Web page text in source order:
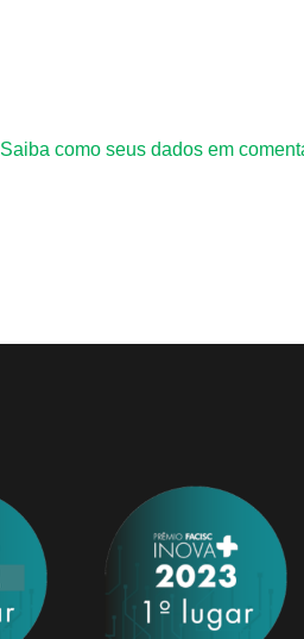
Saiba como seus dados em